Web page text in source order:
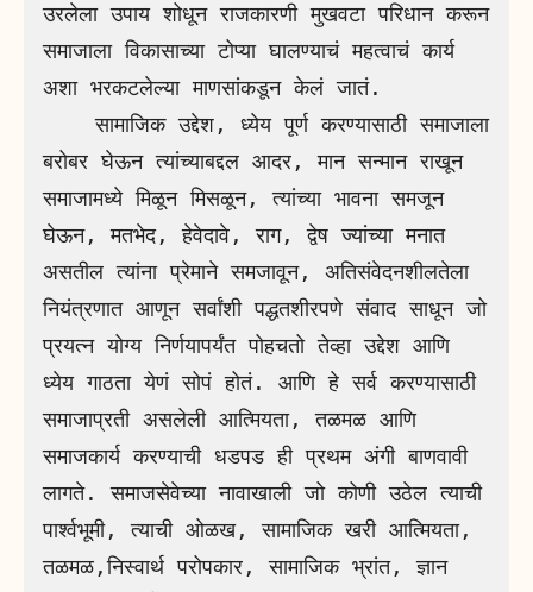
उरलेला उपाय शोधून राजकारणी मुखवटा परिधान करून
समाजाला विकासाच्या टोप्या घालण्याचं महत्वाचं कार्य
अशा भरकटलेल्या माणसांकडून केलं जातं.
    सामाजिक उद्देश, ध्येय पूर्ण करण्यासाठी समाजाला
बरोबर घेऊन त्यांच्याबद्दल आदर, मान सन्मान राखून
समाजामध्ये मिळून मिसळून, त्यांच्या भावना समजून
घेऊन, मतभेद, हेवेदावे, राग, द्वेष ज्यांच्या मनात
असतील त्यांना प्रेमाने समजावून, अतिसंवेदनशीलतेला
नियंत्रणात आणून सर्वांशी पद्धतशीरपणे संवाद साधून जो
प्रयत्न योग्य निर्णयापर्यंत पोहचतो तेव्हा उद्देश आणि
ध्येय गाठता येणं सोपं होतं. आणि हे सर्व करण्यासाठी
समाजाप्रती असलेली आत्मियता, तळमळ आणि
समाजकार्य करण्याची धडपड ही प्रथम अंगी बाणवावी
लागते. समाजसेवेच्या नावाखाली जो कोणी उठेल त्याची
पार्श्वभूमी, त्याची ओळख, सामाजिक खरी आत्मियता,
तळमळ,निस्वार्थ परोपकार, सामाजिक भ्रांत, ज्ञान